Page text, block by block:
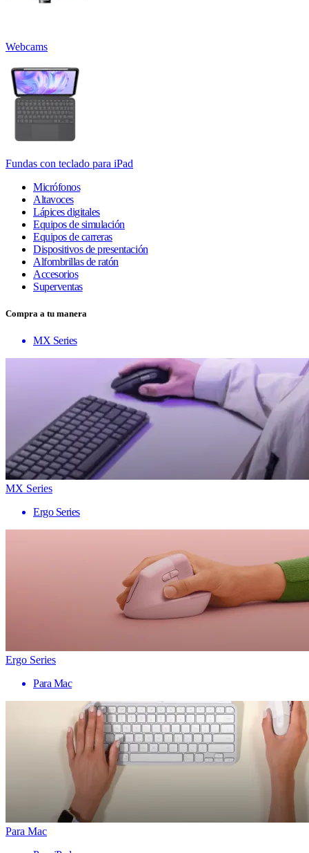
Webcams
Fundas con teclado para iPad
Micrófonos
Altavoces
Lápices digitales
Equipos de simulación
Equipos de carreras
Dispositivos de presentación
Alfombrillas de ratón
Accesorios
Superventas
Compra a tu manera
MX Series
MX Series
Ergo Series
Ergo Series
Para Mac
Para Mac